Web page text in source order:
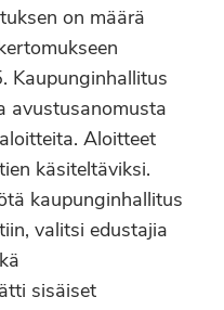
on määrä
Kaupunginhallitus
avustusanomusta
Aloitteet
käsiteltäviksi.
kaupunginhallitus
valitsi edustajia
sisäiset